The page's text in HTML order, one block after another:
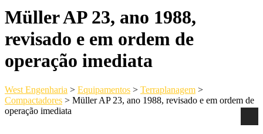
Müller AP 23, ano 1988,
revisado e em ordem de
operação imediata
West Engenharia > Equipamentos > Terraplanagem >
Compactadores > Müller AP 23, ano 1988, revisado e em ordem de
operação imediata